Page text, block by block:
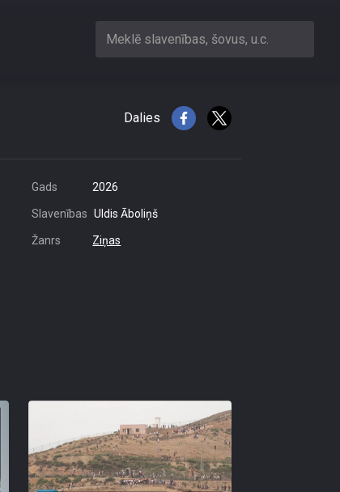
Meklē slavenības, šovus, u.c.
Dalies
Gads 2026
Slavenības Uldis Āboliņš
Žanrs Ziņas